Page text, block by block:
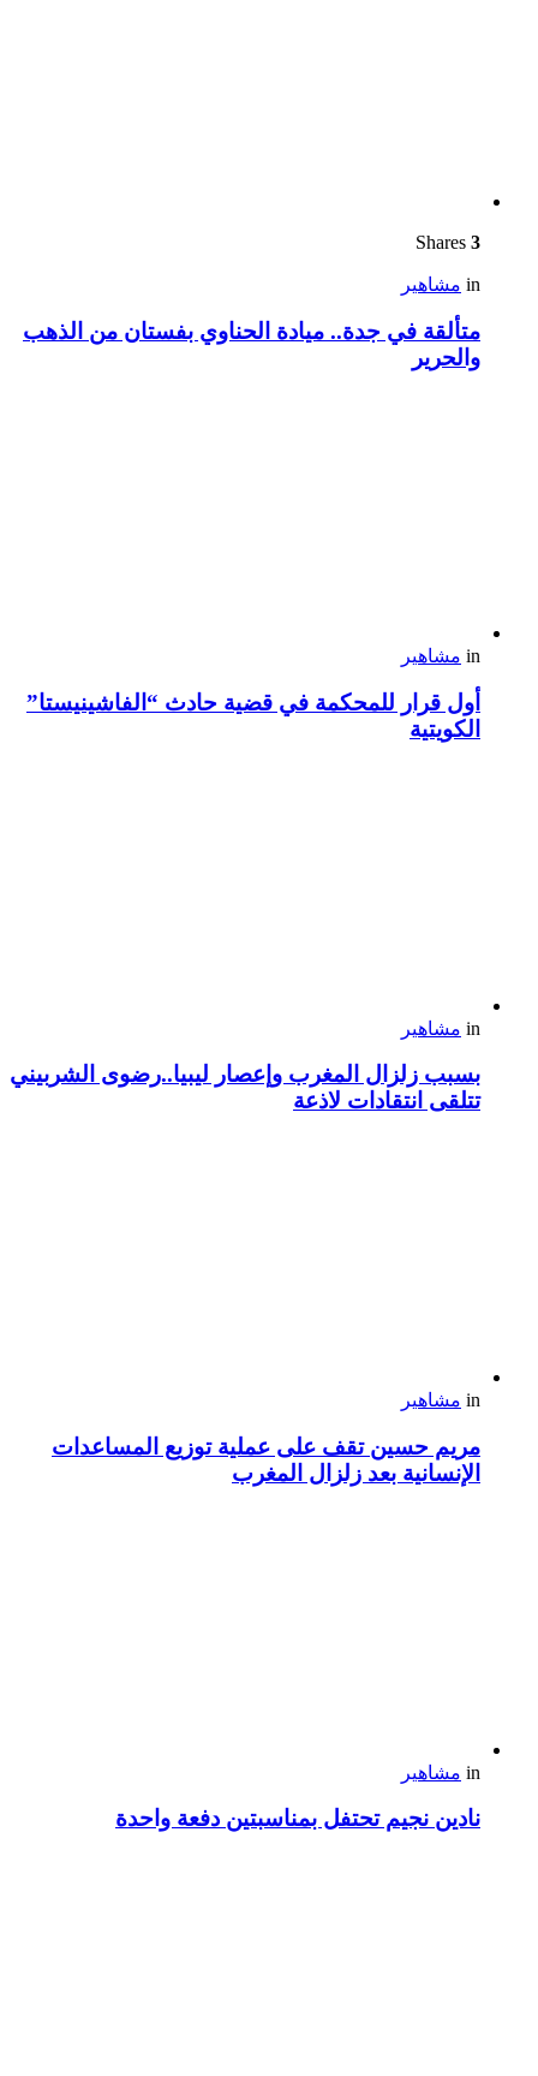
3
in مشاهير
متألقة في جدة.. ميادة الحناوي بفستان من الذهب
والحرير
in مشاهير
أول قرار للمحكمة في قضية حادث “الفاشينيستا”
الكويتية
in مشاهير
بسبب زلزال المغرب وإعصار ليبيا..رضوى الشربيني
تتلقى انتقادات لاذعة
in مشاهير
مريم حسين تقف على عملية توزيع المساعدات
الإنسانية بعد زلزال المغرب
in مشاهير
نادين نجيم تحتفل بمناسبتين دفعة واحدة